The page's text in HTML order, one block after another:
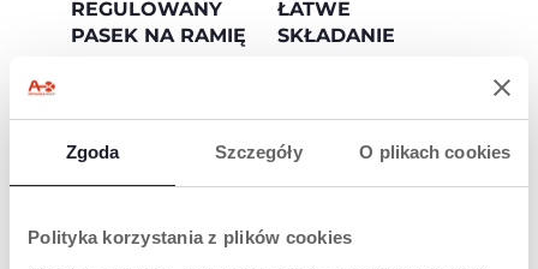
Zgoda Szczegóły O plikach cookies
Polityka korzystania z plików cookies
REGULOWANY
PASEK NA RAMIĘ
ŁATWE
SKŁADANIE